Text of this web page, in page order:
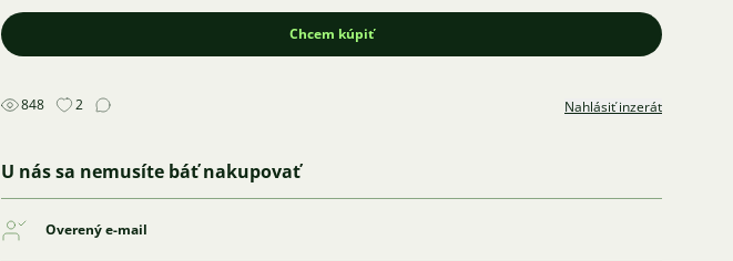
Chcem kúpiť
848 2 Nahlásiť inzerát
U nás sa nemusíte báť nakupovať
Overený e-mail